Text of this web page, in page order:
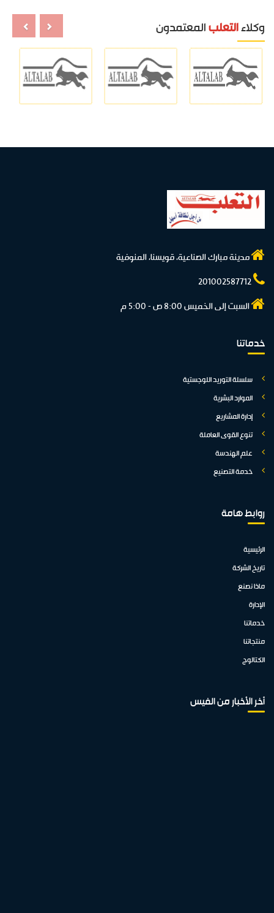
وكلاء التعلب المعتمدون
مدينة مبارك الصناعية، قويسنا، المنوفية
السبت إلى الخميس 8:00 ص - 5:00 م
خدماتنا
سلسلة التوريد اللوجستية
الموارد البشرية
إدارة المشاريع
تنوع القوى العاملة
علم الهندسة
خدمة التصنيع
روابط هامة
الرئيسية
تاريخ الشركة
ماذا نصنع
الإدارة
خدماتنا
منتجاتنا
الكتالوج
أخر الأخبار من الفيس